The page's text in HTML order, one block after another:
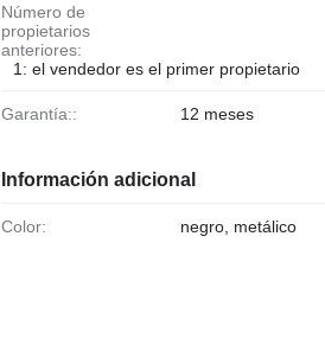
Número de
propietarios
anteriores:
1: el vendedor es el primer propietario
Garantía:: 12 meses
Información adicional
Color: negro, metálico